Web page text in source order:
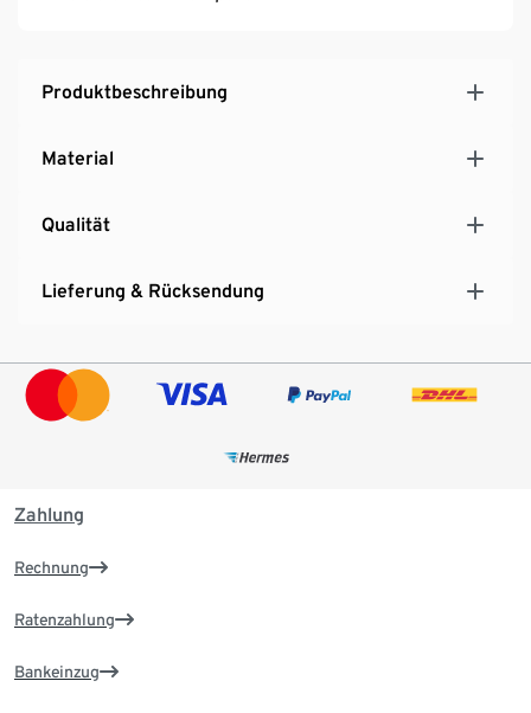
Produktbeschreibung
Material
Qualität
Lieferung & Rücksendung
Zahlung
Rechnung
Ratenzahlung
Bankeinzug